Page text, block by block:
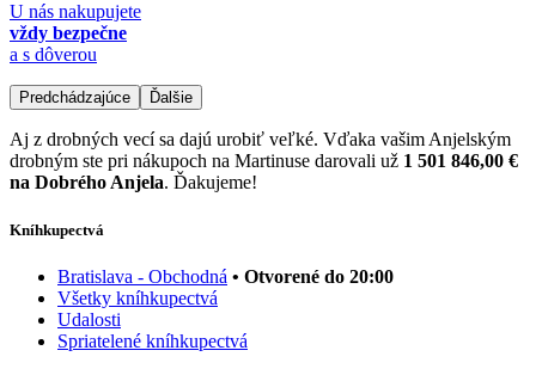
U nás nakupujete
vždy bezpečne
a s dôverou
Predchádzajúce Ďalšie
Aj z drobných vecí sa dajú urobiť veľké. Vďaka vašim Anjelským
drobným ste pri nákupoch na Martinuse darovali už 1 501 846,00 €
na Dobrého Anjela. Ďakujeme!
Kníhkupectvá
Bratislava - Obchodná • Otvorené do 20:00
Všetky kníhkupectvá
Udalosti
Spriatelené kníhkupectvá